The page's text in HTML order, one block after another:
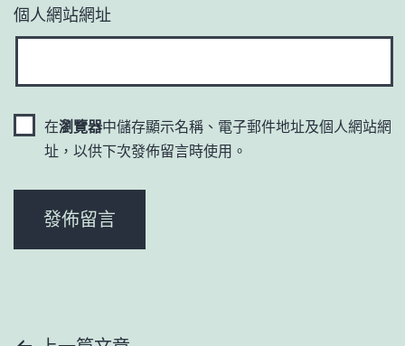
個人網站網址
在瀏覽器中儲存顯示名稱、電子郵件地址及個人網站網
址，以供下次發佈留言時使用。